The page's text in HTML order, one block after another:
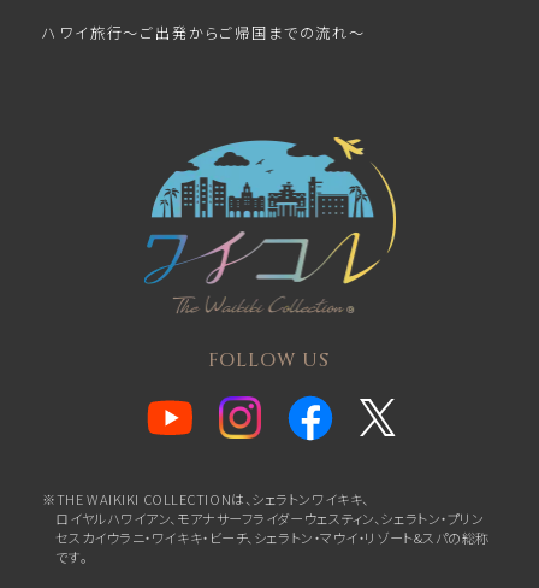
ハワイ旅行～ご出発からご帰国までの流れ～
FOLLOW US
※THE WAIKIKI COLLECTIONは、シェラトンワイキキ、
ロイヤルハワイアン、 モアナサーフライダーウェスティン、シェラトン・プリン
セスカイウラニ・ワイキキ・ビーチ、 シェラトン・マウイ・リゾート&スパの総称
です。